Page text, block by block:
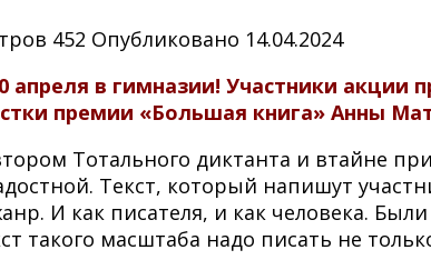
452 Опубликовано 14.04.2024
в гимназии! Участники акции
премии «Большая книга» Анны
Тотального диктанта и втайне
Текст, который напишут
И как писателя, и как человека.
такого масштаба надо писать не